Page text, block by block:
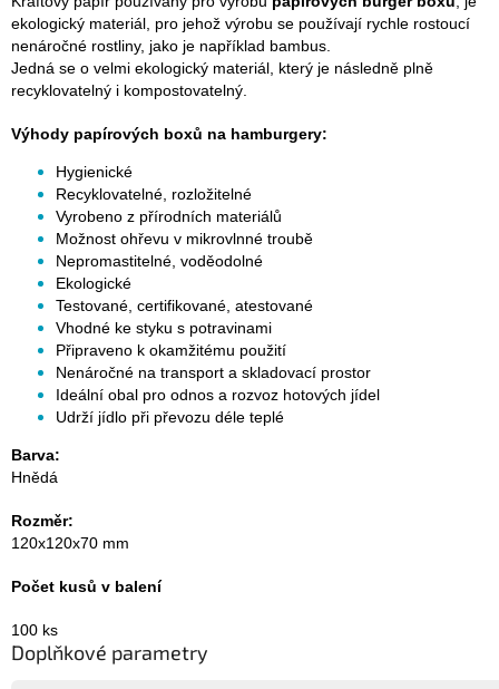
ekologický materiál, pro jehož výrobu se používají rychle rostoucí
nenáročné rostliny, jako je například bambus.
Jedná se o velmi ekologický materiál, který je následně plně
recyklovatelný i kompostovatelný.
Výhody papírových boxů na hamburgery:
Hygienické
Recyklovatelné, rozložitelné
Vyrobeno z přírodních materiálů
Možnost ohřevu v mikrovlnné troubě
Nepromastitelné, voděodolné
Ekologické
Testované, certifikované, atestované
Vhodné ke styku s potravinami
Připraveno k okamžitému použití
Nenáročné na transport a skladovací prostor
Ideální obal pro odnos a rozvoz hotových jídel
Udrží jídlo při převozu déle teplé
Barva:
Hnědá
Rozměr:
120x120x70 mm
Počet kusů v balení
100 ks
Doplňkové parametry